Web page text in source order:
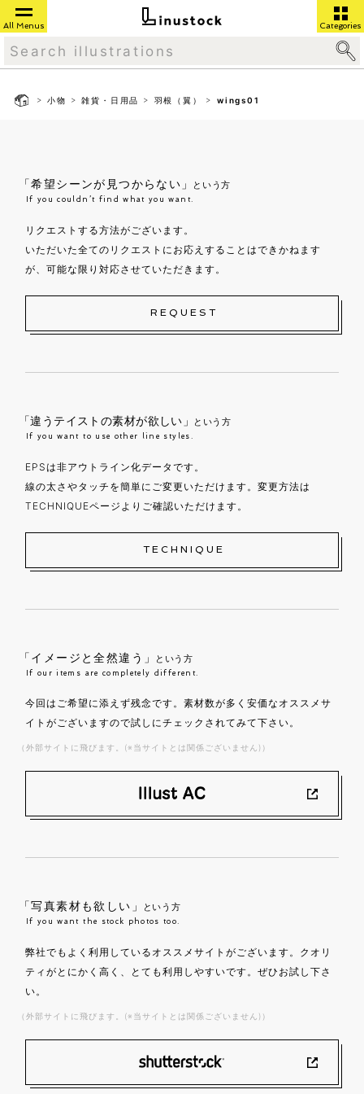
All Menus Categories
>小物 >雑貨・日用品 > 羽根（翼） > wings01
「希望シーンが見つからない」 という方
If you couldn’t find what you want.
リクエストする方法がございます。
いただいた全てのリクエストにお応えすることはできかねます
が、可能な限り対応させていただきます。
REQUEST
「違うテイストの素材が欲しい」 という方
If you want to use other line styles.
EPSは非アウトライン化データです。
線の太さやタッチを簡単にご変更いただけます。変更方法は
TECHNIQUEページよりご確認いただけます。
TECHNIQUE
「イメージと全然違う」 という方
If our items are completely different.
今回はご希望に添えず残念です。素材数が多く安価なオススメサ
イトがございますので試しにチェックされてみて下さい。
（外部サイトに飛びます。(※当サイトとは関係ございません)）
「写真素材も欲しい」 という方
If you want the stock photos too.
弊社でもよく利用しているオススメサイトがございます。クオリ
ティがとにかく高く、とても利用しやすいです。ぜひお試し下さ
い。
（外部サイトに飛びます。(※当サイトとは関係ございません)）